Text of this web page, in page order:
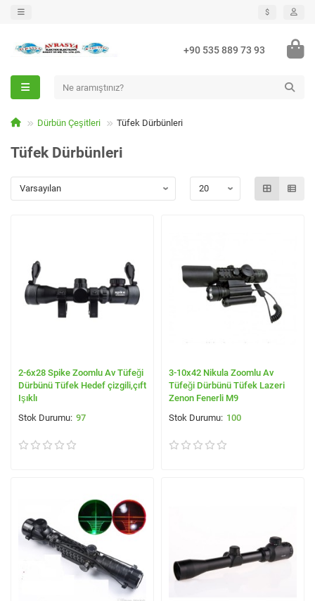
$
+90 535 889 73 93
Dürbün Çeşitleri Tüfek Dürbünleri
Tüfek Dürbünleri
2-6x28 Spike Zoomlu Av Tüfeği
Dürbünü Tüfek Hedef çizgili,çıft
Işıklı
97
3-10x42 Nikula Zoomlu Av
Tüfeği Dürbünü Tüfek Lazeri
Zenon Fenerli M9
100